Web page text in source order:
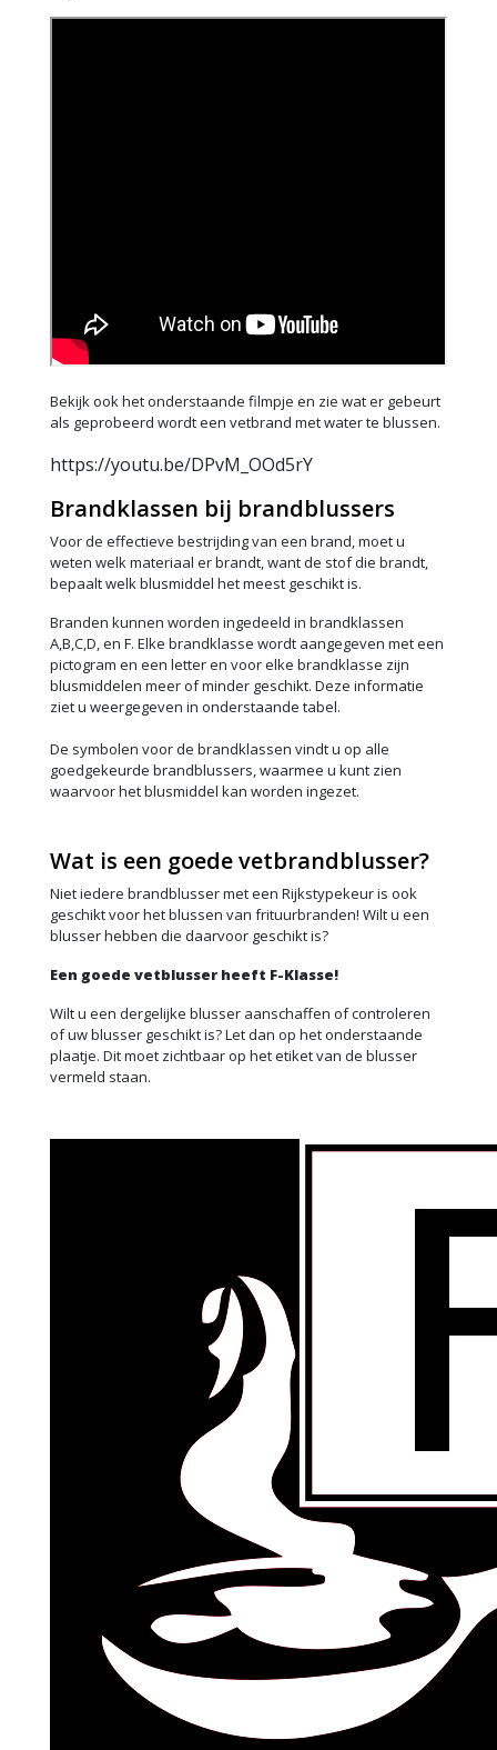
Bekijk ook het onderstaande filmpje en zie wat er gebeurt
als geprobeerd wordt een vetbrand met water te blussen.
https://youtu.be/DPvM_OOd5rY
Brandklassen bij brandblussers
Voor de effectieve bestrijding van een brand, moet u
weten welk materiaal er brandt, want de stof die brandt,
bepaalt welk blusmiddel het meest geschikt is.
Branden kunnen worden ingedeeld in brandklassen
A,B,C,D, en F. Elke brandklasse wordt aangegeven met een
pictogram en een letter en voor elke brandklasse zijn
blusmiddelen meer of minder geschikt. Deze informatie
ziet u weergegeven in onderstaande tabel.
De symbolen voor de brandklassen vindt u op alle
goedgekeurde brandblussers, waarmee u kunt zien
waarvoor het blusmiddel kan worden ingezet.
Wat is een goede vetbrandblusser?
Niet iedere brandblusser met een Rijkstypekeur is ook
geschikt voor het blussen van frituurbranden! Wilt u een
blusser hebben die daarvoor geschikt is?
Een goede vetblusser heeft F-Klasse!
Wilt u een dergelijke blusser aanschaffen of controleren
of uw blusser geschikt is? Let dan op het onderstaande
plaatje. Dit moet zichtbaar op het etiket van de blusser
vermeld staan.